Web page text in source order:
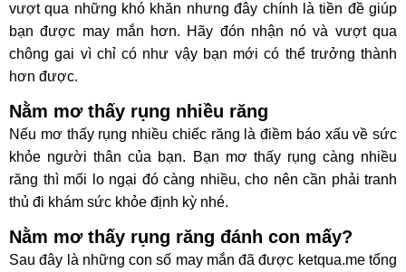
vượt qua những khó khăn nhưng đây chính là tiền đề giúp
bạn được may mắn hơn. Hãy đón nhận nó và vượt qua
chông gai vì chỉ có như vậy bạn mới có thể trưởng thành
hơn được.
Nằm mơ thấy rụng nhiều răng
Nếu mơ thấy rụng nhiều chiếc răng là điềm báo xấu về sức
khỏe người thân của bạn. Bạn mơ thấy rụng càng nhiều
răng thì mối lo ngại đó càng nhiều, cho nên cần phải tranh
thủ đi khám sức khỏe định kỳ nhé.
Nằm mơ thấy rụng răng đánh con mấy?
Sau đây là những con số may mắn đã được ketqua.me tổng